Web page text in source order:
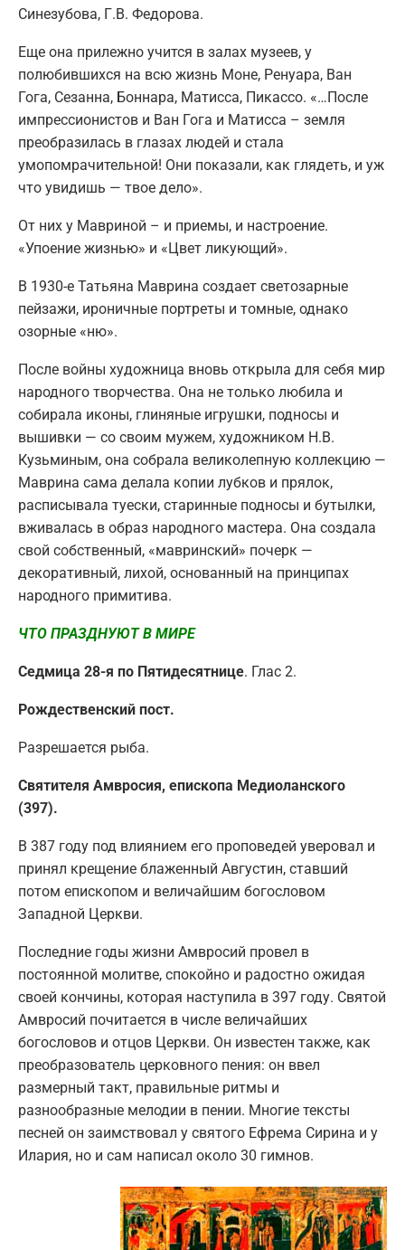
Синезубова, Г.В. Федорова.
Еще она прилежно учится в залах музеев, у
полюбившихся на всю жизнь Моне, Ренуара, Ван
Гога, Сезанна, Боннара, Матисса, Пикассо. «…После
импрессионистов и Ван Гога и Матисса – земля
преобразилась в глазах людей и стала
умопомрачительной! Они показали, как глядеть, и уж
что увидишь — твое дело».
От них у Мавриной – и приемы, и настроение.
«Упоение жизнью» и «Цвет ликующий».
В 1930-е Татьяна Маврина создает светозарные
пейзажи, ироничные портреты и томные, однако
озорные «ню».
После войны художница вновь открыла для себя мир
народного творчества. Она не только любила и
собирала иконы, глиняные игрушки, подносы и
вышивки — со своим мужем, художником Н.В.
Кузьминым, она собрала великолепную коллекцию —
Маврина сама делала копии лубков и прялок,
расписывала туески, старинные подносы и бутылки,
вживалась в образ народного мастера. Она создала
свой собственный, «мавринский» почерк —
декоративный, лихой, основанный на принципах
народного примитива.
ЧТО ПРАЗДНУЮТ В МИРЕ
Седмица 28-я по Пятидесятнице. Глас 2.
Рождественский пост.
Разрешается рыба.
Святителя Амвросия, епископа Медиоланского
(397).
В 387 году под влиянием его проповедей уверовал и
принял крещение блаженный Августин, ставший
потом епископом и величайшим богословом
Западной Церкви.
Последние годы жизни Амвросий провел в
постоянной молитве, спокойно и радостно ожидая
своей кончины, которая наступила в 397 году. Святой
Амвросий почитается в числе величайших
богословов и отцов Церкви. Он известен также, как
преобразователь церковного пения: он ввел
размерный такт, правильные ритмы и
разнообразные мелодии в пении. Многие тексты
песней он заимствовал у святого Ефрема Сирина и у
Илария, но и сам написал около 30 гимнов.